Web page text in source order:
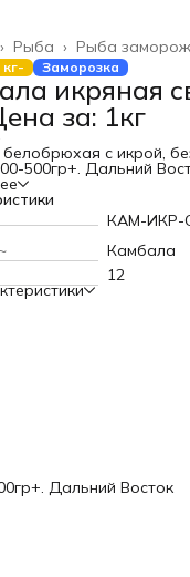
Рыба
Рыба ›
›
Заморозка
икряная
за: 1кг
с икрой,
500гр+. Дальний
КАМ-ИКР-
Камбала
12
Дальний Восток